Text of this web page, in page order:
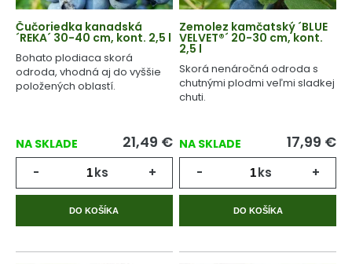
Čučoriedka kanadská
´REKA´ 30-40 cm, kont. 2,5 l
Bohato plodiaca skorá
odroda, vhodná aj do vyššie
položených oblastí.
NA SKLADE 21,49 €
- ks +
DO KOŠÍKA
Zemolez kamčatský ´BLUE
VELVET®´ 20-30 cm, kont.
2,5 l
Skorá nenáročná odroda s
chutnými plodmi veľmi sladkej
chuti.
NA SKLADE 17,99 €
- ks +
DO KOŠÍKA